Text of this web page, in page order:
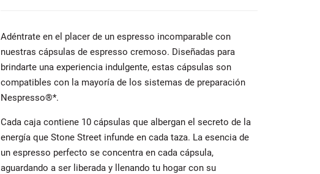
Adéntrate en el placer de un espresso incomparable con
nuestras cápsulas de espresso cremoso. Diseñadas para
brindarte una experiencia indulgente, estas cápsulas son
compatibles con la mayoría de los sistemas de preparación
Nespresso®*.
Cada caja contiene 10 cápsulas que albergan el secreto de la
energía que Stone Street infunde en cada taza. La esencia de
un espresso perfecto se concentra en cada cápsula,
aguardando a ser liberada y llenando tu hogar con su